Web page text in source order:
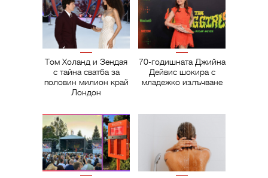
Том Холанд и Зендая
с тайна сватба за
половин милион край
Лондон
70-годишната Джийна
Дейвис шокира с
младежко излъчване